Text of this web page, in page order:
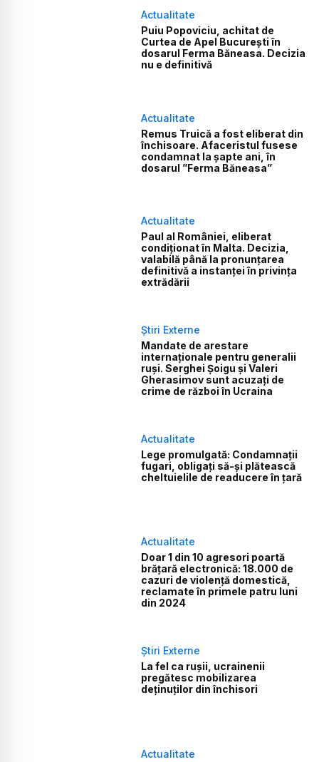
Actualitate
Puiu Popoviciu, achitat de
Curtea de Apel București în
dosarul Ferma Băneasa. Decizia
nu e definitivă
Actualitate
Remus Truică a fost eliberat din
închisoare. Afaceristul fusese
condamnat la șapte ani, în
dosarul ”Ferma Băneasa”
Actualitate
Paul al României, eliberat
condiționat în Malta. Decizia,
valabilă până la pronunțarea
definitivă a instanței în privința
extrădării
Știri Externe
Mandate de arestare
internaționale pentru generalii
ruși. Serghei Șoigu şi Valeri
Gherasimov sunt acuzați de
crime de război în Ucraina
Actualitate
Lege promulgată: Condamnaţii
fugari, obligați să-şi plătească
cheltuielile de readucere în ţară
Actualitate
Doar 1 din 10 agresori poartă
brățară electronică: 18.000 de
cazuri de violență domestică,
reclamate în primele patru luni
din 2024
Știri Externe
La fel ca rușii, ucrainenii
pregătesc mobilizarea
deținuților din închisori
Actualitate